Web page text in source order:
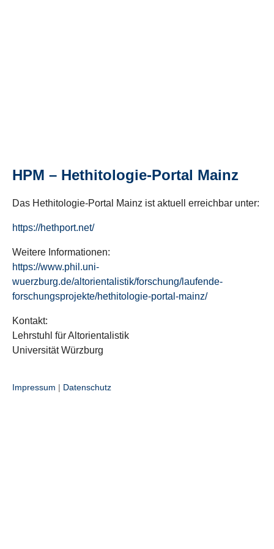
HPM – Hethitologie-Portal Mainz
Das Hethitologie-Portal Mainz ist aktuell erreichbar unter:
https://hethport.net/
Weitere Informationen:
https://www.phil.uni-
wuerzburg.de/altorientalistik/forschung/laufende-
forschungsprojekte/hethitologie-portal-mainz/
Kontakt:
Lehrstuhl für Altorientalistik
Universität Würzburg
Impressum | Datenschutz